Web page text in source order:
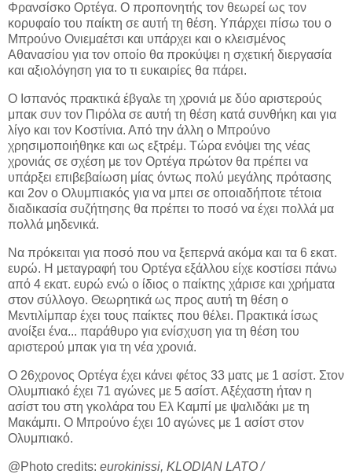
Φρανσίσκο Ορτέγα. Ο προπονητής τον θεωρεί ως τον
κορυφαίο του παίκτη σε αυτή τη θέση. Υπάρχει πίσω του ο
Μπρούνο Ονιεμαέτσι και υπάρχει και ο κλεισμένος
Αθανασίου για τον οποίο θα προκύψει η σχετική διεργασία
και αξιολόγηση για το τι ευκαιρίες θα πάρει.
Ο Ισπανός πρακτικά έβγαλε τη χρονιά με δύο αριστερούς
μπακ συν τον Πιρόλα σε αυτή τη θέση κατά συνθήκη και για
λίγο και τον Κοστίνια. Από την άλλη ο Μπρούνο
χρησιμοποιήθηκε και ως εξτρέμ. Τώρα ενόψει της νέας
χρονιάς σε σχέση με τον Ορτέγα πρώτον θα πρέπει να
υπάρξει επιβεβαίωση μίας όντως πολύ μεγάλης πρότασης
και 2ον ο Ολυμπιακός για να μπει σε οποιαδήποτε τέτοια
διαδικασία συζήτησης θα πρέπει το ποσό να έχει πολλά μα
πολλά μηδενικά.
Να πρόκειται για ποσό που να ξεπερνά ακόμα και τα 6 εκατ.
ευρώ. Η μεταγραφή του Ορτέγα εξάλλου είχε κοστίσει πάνω
από 4 εκατ. ευρώ ενώ ο ίδιος ο παίκτης χάρισε και χρήματα
στον σύλλογο. Θεωρητικά ως προς αυτή τη θέση ο
Μεντιλίμπαρ έχει τους παίκτες που θέλει. Πρακτικά ίσως
ανοίξει ένα... παράθυρο για ενίσχυση για τη θέση του
αριστερού μπακ για τη νέα χρονιά.
Ο 26χρονος Ορτέγα έχει κάνει φέτος 33 ματς με 1 ασίστ. Στον
Ολυμπιακό έχει 71 αγώνες με 5 ασίστ. Αξέχαστη ήταν η
ασίστ του στη γκολάρα του Ελ Καμπί με ψαλιδάκι με τη
Μακάμπι. Ο Μπρούνο έχει 10 αγώνες με 1 ασίστ στον
Ολυμπιακό.
@Photo credits: eurokinissi, KLODIAN LATO /